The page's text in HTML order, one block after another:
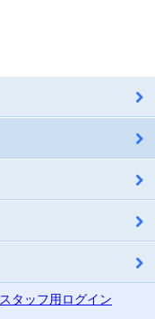
スタッフ用ログイン